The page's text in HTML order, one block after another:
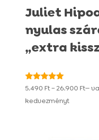
Juliet
nyulas
„extra
Értékelés:
/ 5
5.490 Ft – 26.900 Ft—
kedvezményt